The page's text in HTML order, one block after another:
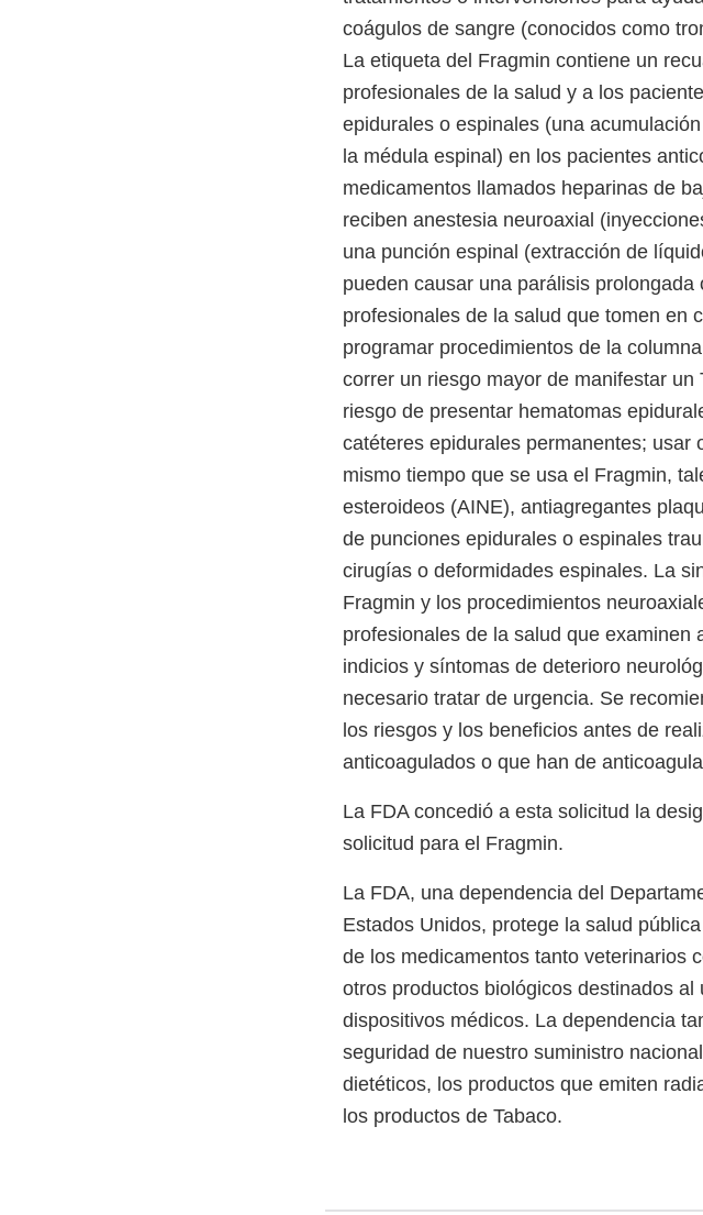
coágulos de sangre (conocidos como
La etiqueta del Fragmin contiene un
profesionales de la salud y a los
epidurales o espinales (una
la médula espinal) en los pacientes
medicamentos llamados heparinas de
reciben anestesia neuroaxial
una punción espinal (extracción de
pueden causar una parálisis
profesionales de la salud que tomen en
programar procedimientos de la
correr un riesgo mayor de manifestar
riesgo de presentar hematomas
catéteres epidurales permanentes; usar
mismo tiempo que se usa el Fragmin,
esteroideos (AINE), antiagregantes
de punciones epidurales o espinales
cirugías o deformidades espinales. La
Fragmin y los procedimientos
profesionales de la salud que
indicios y síntomas de deterioro
necesario tratar de urgencia. Se
los riesgos y los beneficios antes de
anticoagulados o que han de
La FDA concedió a esta solicitud la
solicitud para el Fragmin.
La FDA, una dependencia del
Estados Unidos, protege la salud
de los medicamentos tanto veterinarios
otros productos biológicos destinados
dispositivos médicos. La dependencia
seguridad de nuestro suministro
dietéticos, los productos que emiten
los productos de Tabaco.